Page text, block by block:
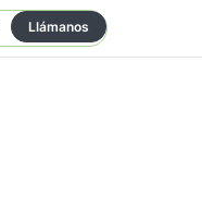
Llámanos